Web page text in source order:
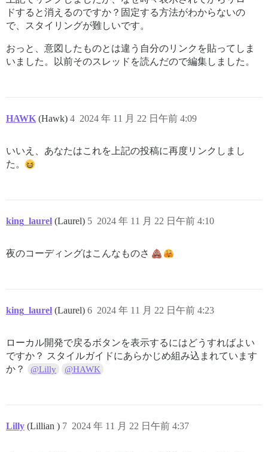
ドすると消えるのですか？固定する方法がわからないの
で、スタイリングが難しいです。
おっと、意図したものとは違う自分のリンクを貼ってしま
いました。以前そのスレッドを読んだので編集しました。
HAWK (Hawk) 2024 年 11 月 22 日午前 4:09
4
いいえ、あなたはこれを上記の投稿に再度リンクしまし
た。
king_laurel (Laurel) 2024 年 11 月 22 日午前 4:10
5
夜のコーディングはこんなものさ
king_laurel (Laurel) 2024 年 11 月 22 日午前 4:23
6
ローカル開発で戻るボタンを表示するにはどうすればよい
ですか？ スタイルガイドにあらかじめ組み込まれています
か？
@Lilly @HAWK
Lilly (Lillian ) 2024 年 11 月 22 日午前 4:37
7